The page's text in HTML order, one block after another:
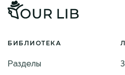
БИБЛИОТЕКА
Разделы